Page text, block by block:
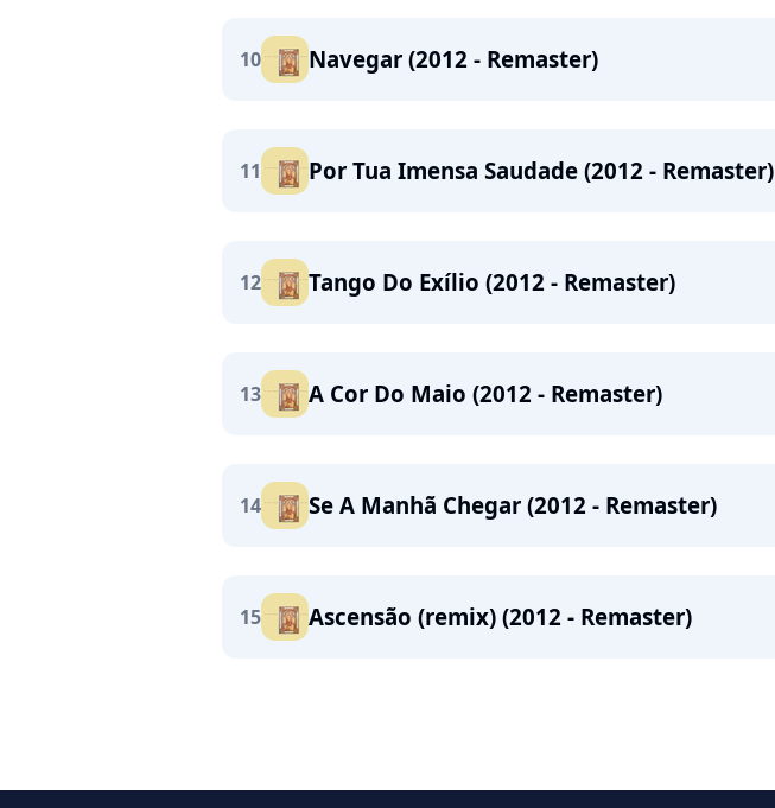
10 Navegar (2012 - Remaster)
11 Por Tua Imensa Saudade (2012 - Remaster)
12 Tango Do Exílio (2012 - Remaster)
13 A Cor Do Maio (2012 - Remaster)
14 Se A Manhã Chegar (2012 - Remaster)
15 Ascensão (remix) (2012 - Remaster)